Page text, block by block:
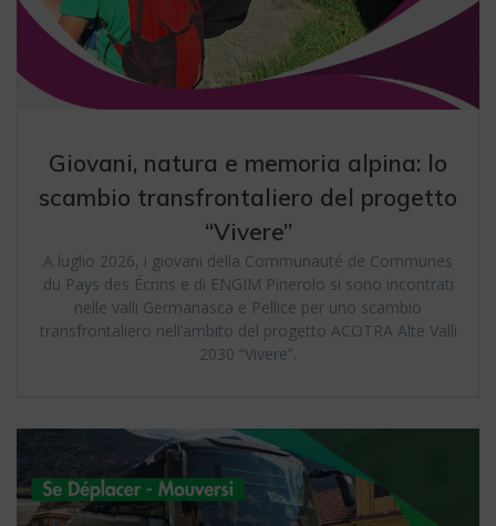
Giovani, natura e memoria alpina: lo
scambio transfrontaliero del progetto
“Vivere”
A luglio 2026, i giovani della Communauté de Communes
du Pays des Écrins e di ENGIM Pinerolo si sono incontrati
nelle valli Germanasca e Pellice per uno scambio
transfrontaliero nell’ambito del progetto ACOTRA Alte Valli
2030 “Vivere”.